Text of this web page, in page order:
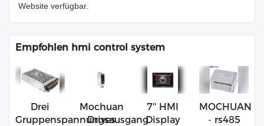
Website verfügbar.
Empfohlen hmi control system
Drei
Gruppenspannungsausgang
Mochuan
Drives
7'' HMI
Display
MOCHUAN
- rs485